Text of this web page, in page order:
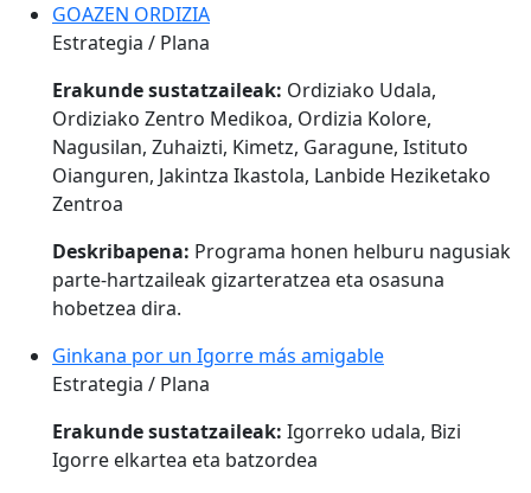
GOAZEN ORDIZIA
Estrategia / Plana
Erakunde sustatzaileak: Ordiziako Udala,
Ordiziako Zentro Medikoa, Ordizia Kolore,
Nagusilan, Zuhaizti, Kimetz, Garagune, Istituto
Oianguren, Jakintza Ikastola, Lanbide Heziketako
Zentroa
Deskribapena: Programa honen helburu nagusiak
parte-hartzaileak gizarteratzea eta osasuna
hobetzea dira.
Ginkana por un Igorre más amigable
Estrategia / Plana
Erakunde sustatzaileak: Igorreko udala, Bizi
Igorre elkartea eta batzordea